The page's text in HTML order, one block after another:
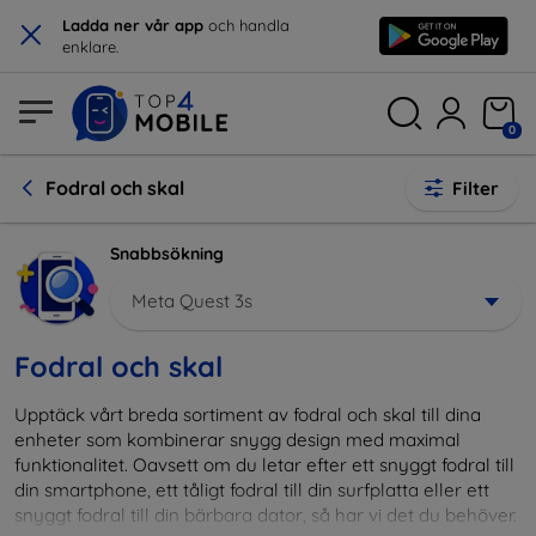
× Ladda ner vår app och handla
enklare.
0
Fodral och skal Filter
Snabbsökning
Meta Quest 3s
Fodral och skal
Upptäck vårt breda sortiment av fodral och skal till dina
enheter som kombinerar snygg design med maximal
funktionalitet. Oavsett om du letar efter ett snyggt fodral till
din smartphone, ett tåligt fodral till din surfplatta eller ett
snyggt fodral till din bärbara dator, så har vi det du behöver.